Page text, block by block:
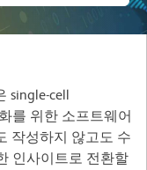
single-cell
를 위한 소프트웨어
작성하지 않고도 수
인사이트로 전환할